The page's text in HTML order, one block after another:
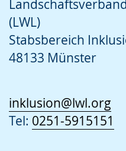
(LWL)
Stabsbereich
48133 Münster
inklusion@lwl.org
Tel: 0251-5915151